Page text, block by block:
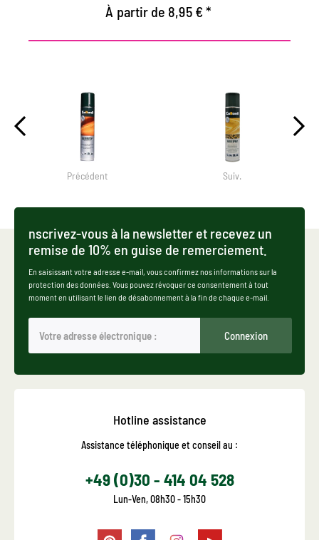
À partir de 8,95 € *
Précédent Suiv.
nscrivez-vous à la newsletter et recevez un
remise de 10% en guise de remerciement.
En saisissant votre adresse e-mail, vous confirmez nos informations sur la
protection des données. Vous pouvez révoquer ce consentement à tout
moment en utilisant le lien de désabonnement à la fin de chaque e-mail.
Connexion
Hotline assistance
Assistance téléphonique et conseil au :
+49 (0)30 - 414 04 528
Lun-Ven, 08h30 - 15h30